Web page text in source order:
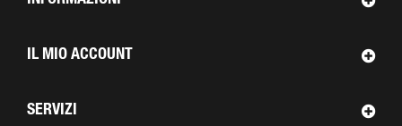
IL MIO ACCOUNT
SERVIZI